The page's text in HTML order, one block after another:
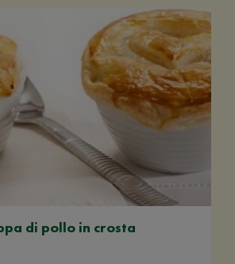
di pollo in crosta